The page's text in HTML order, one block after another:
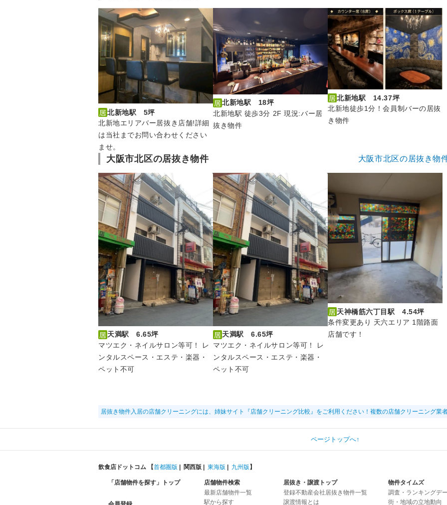
北新地駅 5坪
北新地エリアバー居抜き店舗!詳細
は当社までお問い合わせください
ませ。
北新地駅 18坪
北新地駅 徒歩3分 2F 現況:バー居
抜き物件
北新地駅 14.37坪
北新地徒歩1分！会員制バーの居抜
き物件
大阪市北区の居抜き物件 大阪市北区の居抜き物
天満駅 6.65坪
マツエク・ネイルサロン等可！ レ
ンタルスペース・エステ・楽器・
ペット不可
天満駅 6.65坪
マツエク・ネイルサロン等可！ レ
ンタルスペース・エステ・楽器・
ペット不可
天神橋筋六丁目駅 4.54坪
条件変更あり 天六エリア 1階路面
店舗です！
居抜き物件入居の店舗クリーニングには、姉妹サイト『店舗クリーニング比較』をご利用ください！複数の店舗クリーニング業
ページトップへ↑
飲食店ドットコム 【首都圏版 | 関西版 | 東海版 | 九州版】
「店舗物件を探す」トップ
店舗物件検索
最新店舗物件一覧
駅から探す
居抜き・譲渡トップ
登録不動産会社居抜き物件一覧
譲渡情報とは
物件タイムズ
調査・ランキングデ
街・地域の立地動向